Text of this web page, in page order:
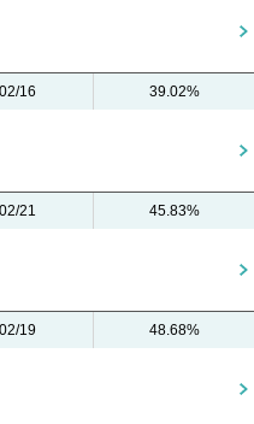
16 39.02%
21 45.83%
19 48.68%